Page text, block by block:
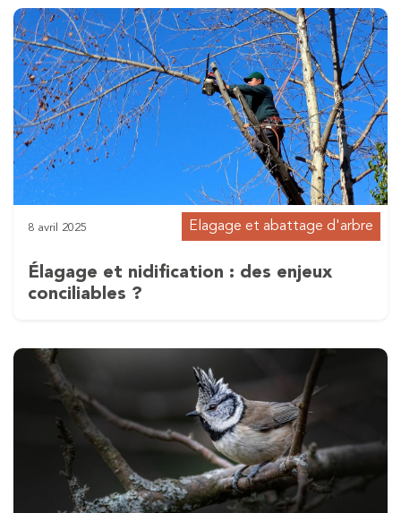
8 avril 2025 Elagage et abattage d'arbre
Élagage et nidification : des enjeux
conciliables ?